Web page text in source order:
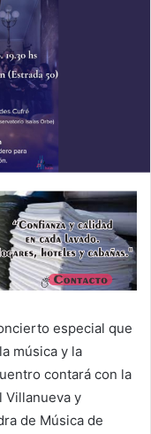
especial que
música y la
contará con la
Villanueva y
de Música de